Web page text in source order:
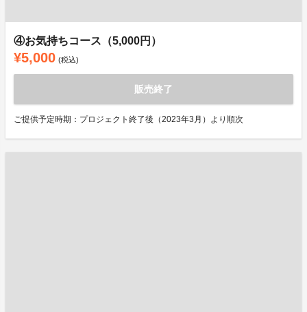
④お気持ちコース（5,000円）
¥5,000 (税込)
販売終了
ご提供予定時期：プロジェクト終了後（2023年3月）より順次